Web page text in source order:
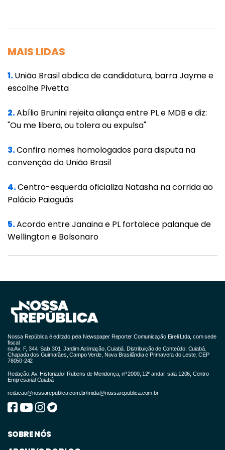
Bolsonaro, Lula levaria ampla vantagem, com
uma margem de 55% a 32%. Ele receberia a
enquanto o presidente herdaria a maior fatia
dos que optam por Moro, seu ex-ministro da
O petista também venceria na segunda etapa
Já Bolsonaro empataria tecnicamente com
Doria, marcando 39%, contra 40% para o
tucano. E perderia para Ciro, obtendo 36%,
Essa a primeira pesquisa de intenção de voto
as condenações judiciais do petista, com a
Curitiba não era o foro competente para as
ações.
MAIS LIDAS
1.União Brasil abdica de candidatura, barra Jayme e
escolhe Pivetta
2.Abílio Brunini rejeita aliança entre PL e MDB e diz:
"Ou me libera, ou tolera ou expulsa"
3.Confira nomes homologados para disputa na
convenção do União Brasil
4.Centro-esquerda oficializa Natasha na corrida ao
Palácio Paiaguás
5.Acordo entre Janaina e PL fortalece palanque de
Wellington e Bolsonaro
Nossa República é editado pela Newspaper Reporter Comunicação Eireli Ltda, com sede
fiscal
na Av. F, 344, Sala 301, Jardim Aclimação, Cuiabá. Distribuição de Conteúdo: Cuiabá,
Chapada dos Guimarães, Campo Verde, Nova Brasilândia e Primavera do Leste, CEP
78050-242
Redação: Av. Historiador Rubens de Mendonça, nº 2000, 12º andar, sala 1206, Centro
Empresarial Cuiabá
redacao@nossarepublica.com.br/midia@nossarepublica.com.br
SOBRE NÓS